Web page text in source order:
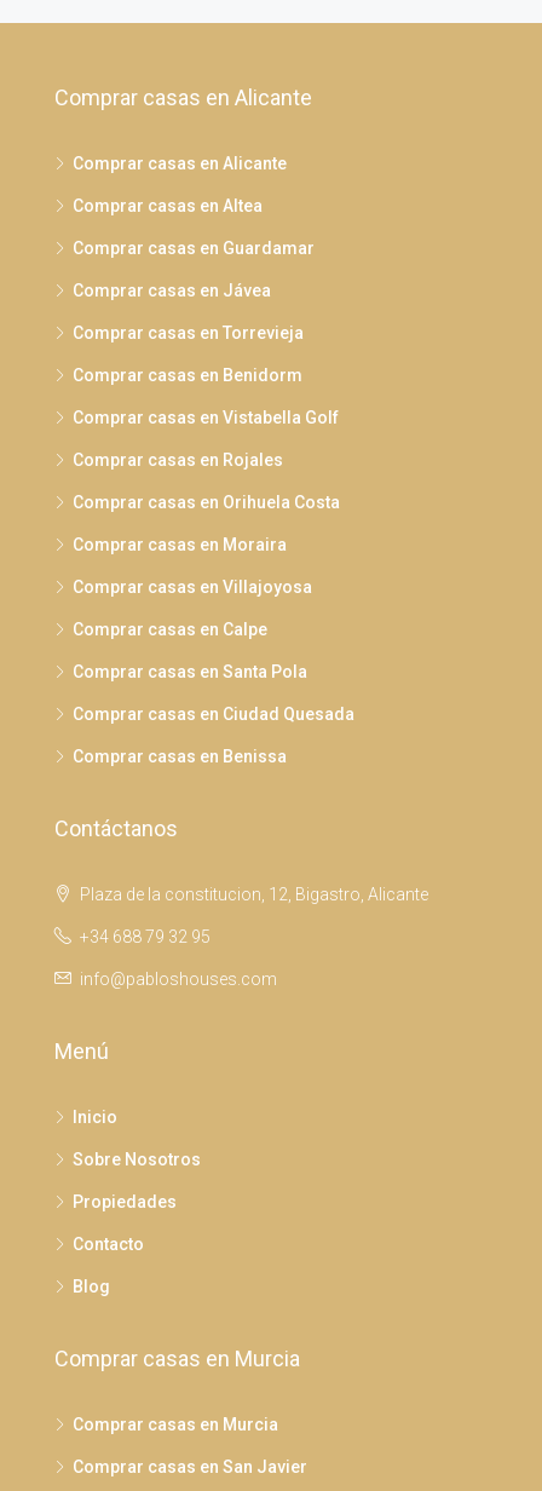
Comprar casas en Alicante
Comprar casas en Alicante
Comprar casas en Altea
Comprar casas en Guardamar
Comprar casas en Jávea
Comprar casas en Torrevieja
Comprar casas en Benidorm
Comprar casas en Vistabella Golf
Comprar casas en Rojales
Comprar casas en Orihuela Costa
Comprar casas en Moraira
Comprar casas en Villajoyosa
Comprar casas en Calpe
Comprar casas en Santa Pola
Comprar casas en Ciudad Quesada
Comprar casas en Benissa
Contáctanos
Plaza de la constitucion, 12, Bigastro, Alicante
+34 688 79 32 95
info@pabloshouses.com
Menú
Inicio
Sobre Nosotros
Propiedades
Contacto
Blog
Comprar casas en Murcia
Comprar casas en Murcia
Comprar casas en San Javier